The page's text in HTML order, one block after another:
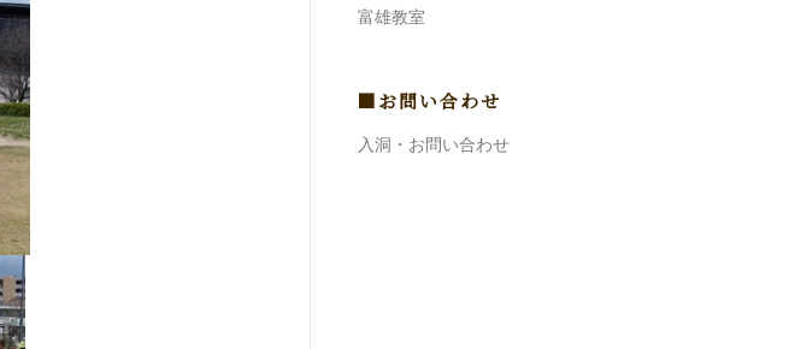
富雄教室
■お問い合わせ
入洞・お問い合わせ